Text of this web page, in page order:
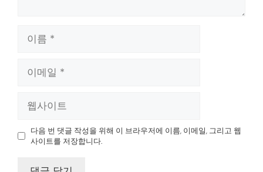
다음 번 댓글 작성을 위해 이 브라우저에 이름, 이메일, 그리고 웹
사이트를 저장합니다.